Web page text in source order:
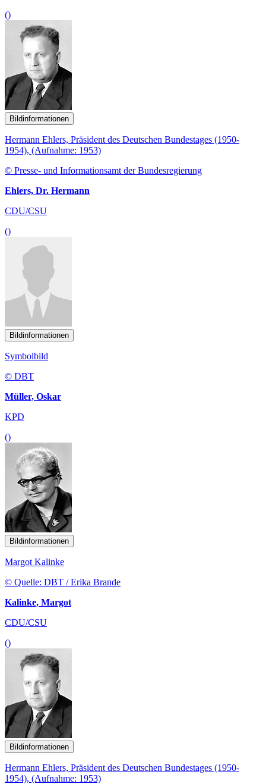
()
Bildinformationen
Hermann Ehlers, Präsident des Deutschen Bundestages (1950-
1954), (Aufnahme: 1953)
© Presse- und Informationsamt der Bundesregierung
Ehlers, Dr. Hermann
CDU/CSU
()
Bildinformationen
Symbolbild
© DBT
Müller, Oskar
KPD
()
Bildinformationen
Margot Kalinke
© Quelle: DBT / Erika Brande
Kalinke, Margot
CDU/CSU
()
Bildinformationen
Hermann Ehlers, Präsident des Deutschen Bundestages (1950-
1954), (Aufnahme: 1953)